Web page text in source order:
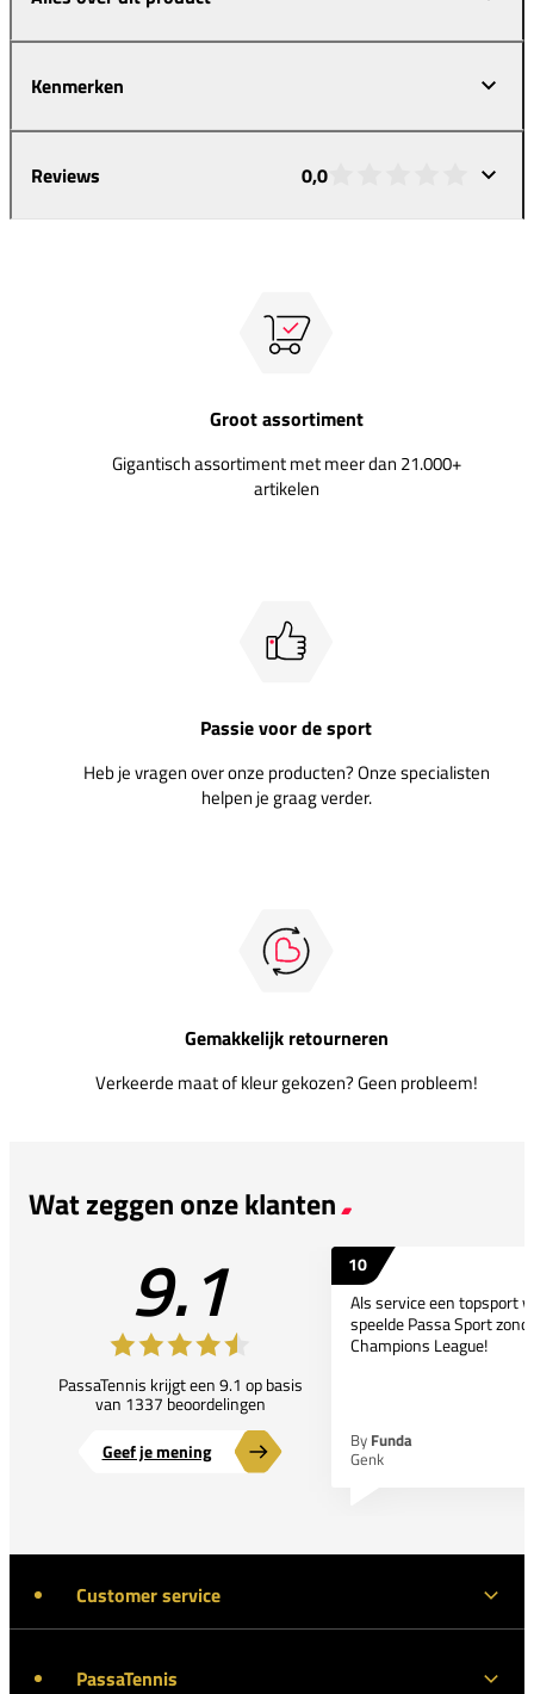
Kenmerken
Reviews 0,0
Groot assortiment
Gigantisch assortiment met meer dan 21.000+
artikelen
Passie voor de sport
Heb je vragen over onze producten? Onze specialisten
helpen je graag verder.
Gemakkelijk retourneren
Verkeerde maat of kleur gekozen? Geen probleem!
Wat zeggen onze klanten
9.1
PassaTennis krijgt een 9.1 op basis
van 1337 beoordelingen
Geef je mening
10
Als service een topsport
speelde Passa Sport
Champions League!
By Funda
Genk
Customer service
PassaTennis